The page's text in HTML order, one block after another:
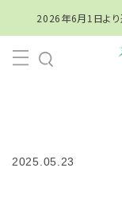
2026年6月1日よ
2025.05.23